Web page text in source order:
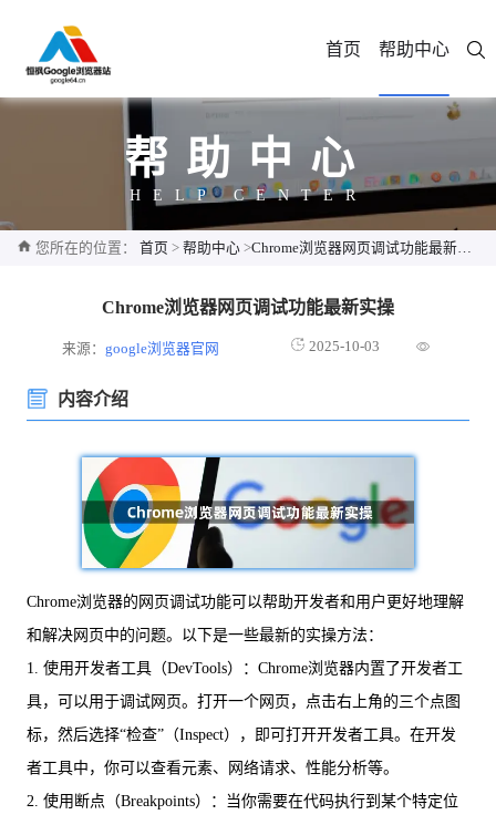
首页 帮助中心
帮助中心
HELP CENTER
您所在的位置： 首页 > 帮助中心 >Chrome浏览器网页调试功能最新实操
Chrome浏览器网页调试功能最新实操
来源：google浏览器官网 2025-10-03
内容介绍
Chrome浏览器的网页调试功能可以帮助开发者和用户更好地理解
和解决网页中的问题。以下是一些最新的实操方法：
1. 使用开发者工具（DevTools）：Chrome浏览器内置了开发者工
具，可以用于调试网页。打开一个网页，点击右上角的三个点图
标，然后选择“检查”（Inspect），即可打开开发者工具。在开发
者工具中，你可以查看元素、网络请求、性能分析等。
2. 使用断点（Breakpoints）：当你需要在代码执行到某个特定位